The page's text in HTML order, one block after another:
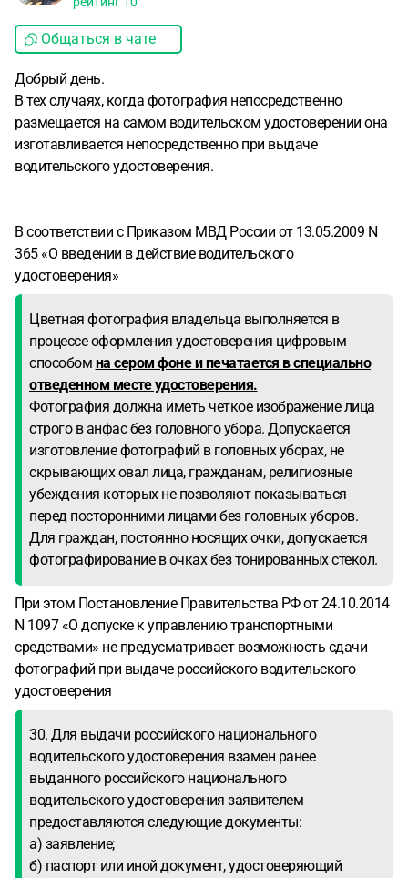
Общаться в чате
Добрый день.
В тех случаях, когда фотография непосредственно
размещается на самом водительском удостоверении она
изготавливается непосредственно при выдаче
водительского удостоверения.
В соответствии с Приказом МВД России от 13.05.2009 N
365 «О введении в действие водительского
удостоверения»
Цветная фотография владельца выполняется в
процессе оформления удостоверения цифровым
способом на сером фоне и печатается в специально
отведенном месте удостоверения.
Фотография должна иметь четкое изображение лица
строго в анфас без головного убора. Допускается
изготовление фотографий в головных уборах, не
скрывающих овал лица, гражданам, религиозные
убеждения которых не позволяют показываться
перед посторонними лицами без головных уборов.
Для граждан, постоянно носящих очки, допускается
фотографирование в очках без тонированных стекол.
При этом Постановление Правительства РФ от 24.10.2014
N 1097 «О допуске к управлению транспортными
средствами» не предусматривает возможность сдачи
фотографий при выдаче российского водительского
удостоверения
30. Для выдачи российского национального
водительского удостоверения взамен ранее
выданного российского национального
водительского удостоверения заявителем
предоставляются следующие документы:
а) заявление;
б) паспорт или иной документ, удостоверяющий